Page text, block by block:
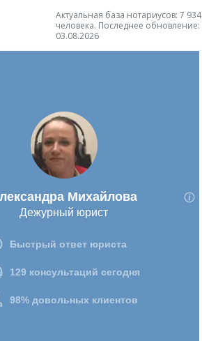
Актуальная база нотариусов: 7 934
человека. Последнее обновление:
03.08.2026